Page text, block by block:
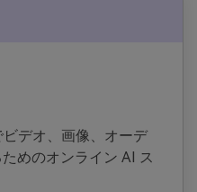
デオ、画像、オーデ
めのオンライン AI ス